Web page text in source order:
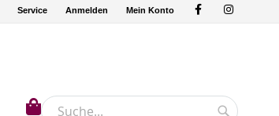
Service Anmelden Mein Konto
Mein Warenkorb